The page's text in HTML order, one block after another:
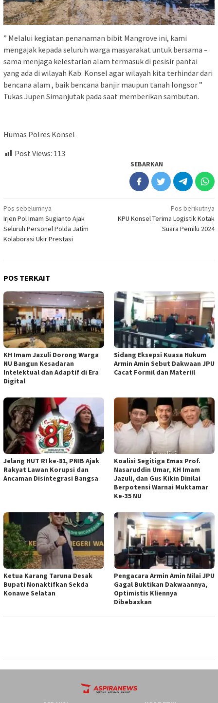
” Melalui kegiatan penanaman bibit Mangrove ini, kami
mengajak kepada seluruh warga masyarakat untuk bersama –
sama menjaga kelestarian alam termasuk di pesisir pantai
yang ada di wilayah Kab. Konsel agar wilayah kita terhindar dari
bencana alam , baik bencana banjir maupun tanah longsor ”
Tukas Jupen Simanjutak pada saat memberikan sambutan.
Humas Polres Konsel
Post Views: 113
SEBARKAN
Navigasi
pos
Pos sebelumnya
Irjen Pol Imam Sugianto Ajak
Seluruh Personel Polda Jatim
Kolaborasi Ukir Prestasi
Pos berikutnya
KPU Konsel Terima Logistik Kotak
Suara Pemilu 2024
POS TERKAIT
KH Imam Jazuli Dorong Warga
NU Bangun Kesadaran
Intelektual dan Adaptif di Era
Digital
‎Sidang Eksepsi Kuasa Hukum
Armin Amin Sebut Dakwaan JPU
Cacat Formil dan Materiil
Jelang HUT RI ke-81, PNIB Ajak
Rakyat Lawan Korupsi dan
Ancaman Disintegrasi Bangsa
Koalisi Segitiga Emas Prof.
Nasaruddin Umar, KH Imam
Jazuli, dan Gus Kikin Dinilai
Berpotensi Warnai Muktamar
Ke-35 NU
Ketua ‎Karang Taruna Desak
Bupati Nonaktifkan Sekda
Konawe Selatan
‎Pengacara Armin Amin Nilai JPU
Gagal Buktikan Dakwaannya,
Optimistis Kliennya
Dibebaskan